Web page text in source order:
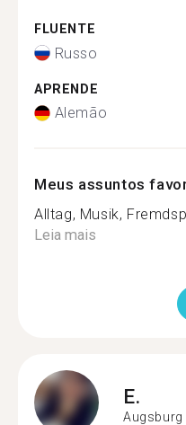
FLUENTE
Russo
APRENDE
Alemão
Meus assuntos
Alltag, Musik,
Leia mais
E.
Augsburg